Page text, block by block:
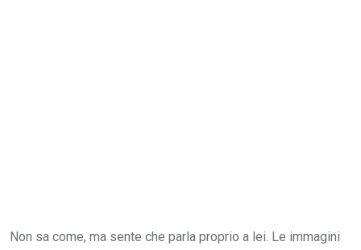
Non sa come, ma sente che parla proprio a lei. Le immagini